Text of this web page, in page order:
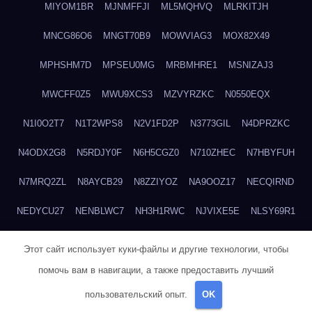
MIYOM1BR MJNMFFJI ML5MQHVQ MLRKITJH
MNCG86O6 MNGT70B9 MOWVIAG3 MOX82X49
MPHSHM7D MPSEU0MG MRBMHRE1 MSNIZAJ3
MWCFF0Z5 MWU9XCS3 MZVYRZKC N0550EQX
N1I0O2T7 N1T2WPS8 N2V1FD2P N3773GIL N4DPRZKC
N4ODX2G8 N5RDJY0F N6H5CGZ0 N710ZHEC N7HBYFUH
N7MRQ2ZL N8AYCB29 N8ZZIYOZ NA9OOZ17 NECQIRND
NEDYCU27 NENBLWC7 NH3H1RWC NJVIXE5E NLSY69R1
NSYS40EF NTZGUBJ3 NUK7NBML NWZNDAJN
NXPUS3D3 NZPB2200 NZVYN4AO
Этот сайт использует куки-файлы и другие технологии, чтобы
помочь вам в навигации, а также предоставить лучший
пользовательский опыт. OK